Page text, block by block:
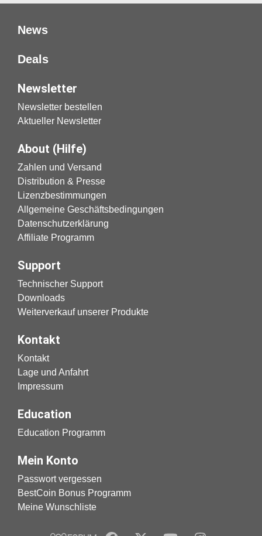
News
Deals
Newsletter
Newsletter bestellen
Aktueller Newsletter
About (Hilfe)
Zahlen und Versand
Distribution & Presse
Lizenzbestimmungen
Allgemeine Geschäftsbedingungen
Datenschutzerklärung
Affiliate Programm
Support
Technischer Support
Downloads
Weiterverkauf unserer Produkte
Kontakt
Kontakt
Lage und Anfahrt
Impressum
Education
Education Programm
Mein Konto
Passwort vergessen
BestCoin Bonus Programm
Meine Wunschliste